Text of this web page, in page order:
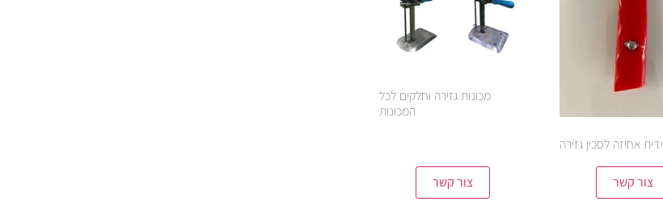
ידית אחיזה לסכין גזירה
צור קשר
מכונות גזירה וחלקים לכל
המכונות
צור קשר